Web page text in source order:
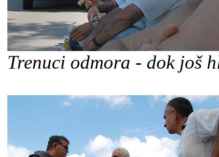
Trenuci odmora - dok još